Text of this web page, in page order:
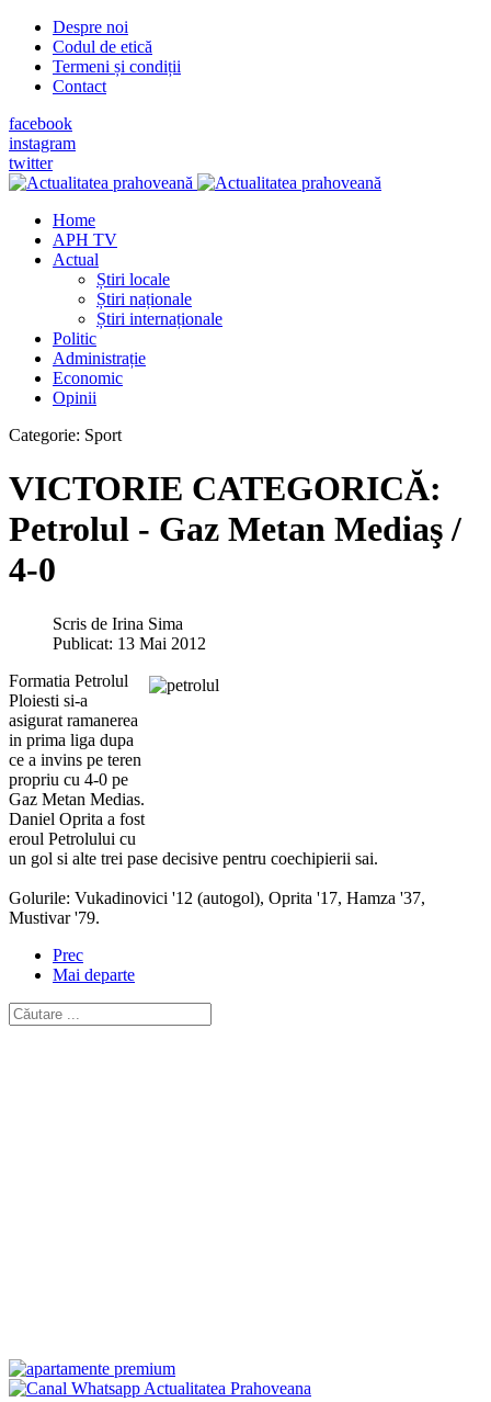
Despre noi
Codul de etică
Termeni și condiții
Contact
facebook
instagram
twitter
Home
APH TV
Actual
Știri locale
Știri naționale
Știri internaționale
Politic
Administrație
Economic
Opinii
Categorie: Sport
VICTORIE CATEGORICĂ:
Petrolul - Gaz Metan Mediaş /
4-0
Scris de Irina Sima
Publicat: 13 Mai 2012
Formatia Petrolul
Ploiesti si-a
asigurat ramanerea
in prima liga dupa
ce a invins pe teren
propriu cu 4-0 pe
Gaz Metan Medias.
Daniel Oprita a fost
eroul Petrolului cu
un gol si alte trei pase decisive pentru coechipierii sai.
Golurile: Vukadinovici '12 (autogol), Oprita '17, Hamza '37,
Mustivar '79.
Prec
Mai departe